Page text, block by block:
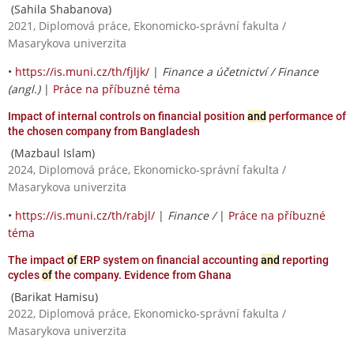
(Sahila Shabanova)
2021, Diplomová práce, Ekonomicko-správní fakulta /
Masarykova univerzita
• https://is.muni.cz/th/fjljk/ | Finance a účetnictví / Finance
(angl.)| Práce na příbuzné téma
Impact of internal controls on financial position and performance of
the chosen company from Bangladesh
(Mazbaul Islam)
2024, Diplomová práce, Ekonomicko-správní fakulta /
Masarykova univerzita
• https://is.muni.cz/th/rabjl/ | Finance / | Práce na příbuzné
téma
The impactof ERP system on financial accounting and reporting
cyclesofthe company. Evidence from Ghana
(Barikat Hamisu)
2022, Diplomová práce, Ekonomicko-správní fakulta /
Masarykova univerzita